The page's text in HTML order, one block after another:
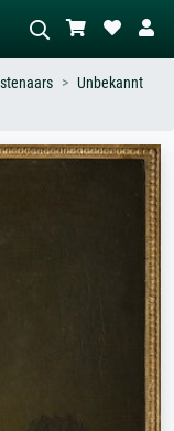
de scène – bijv. groene
met veel rood, donker
Unbekannt